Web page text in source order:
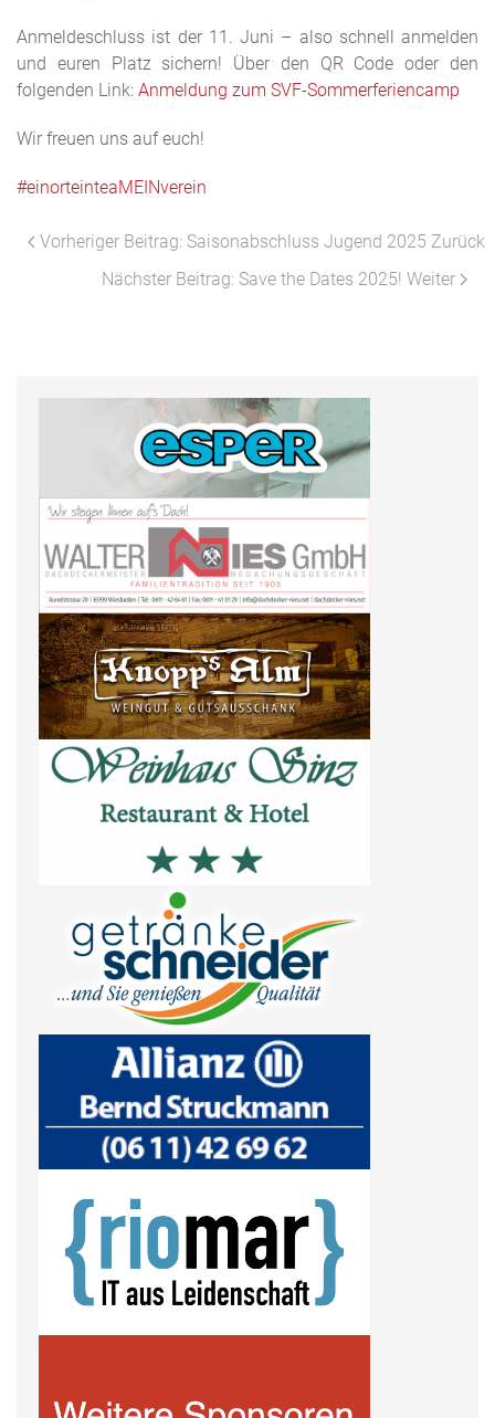
Anmeldeschluss ist der 11. Juni – also schnell anmelden
und euren Platz sichern! Über den QR Code oder den
folgenden Link: Anmeldung zum SVF-Sommerferiencamp
Wir freuen uns auf euch!
#einorteinteaMEINverein
Vorheriger Beitrag: Saisonabschluss Jugend 2025 Zurück
Nächster Beitrag: Save the Dates 2025! Weiter